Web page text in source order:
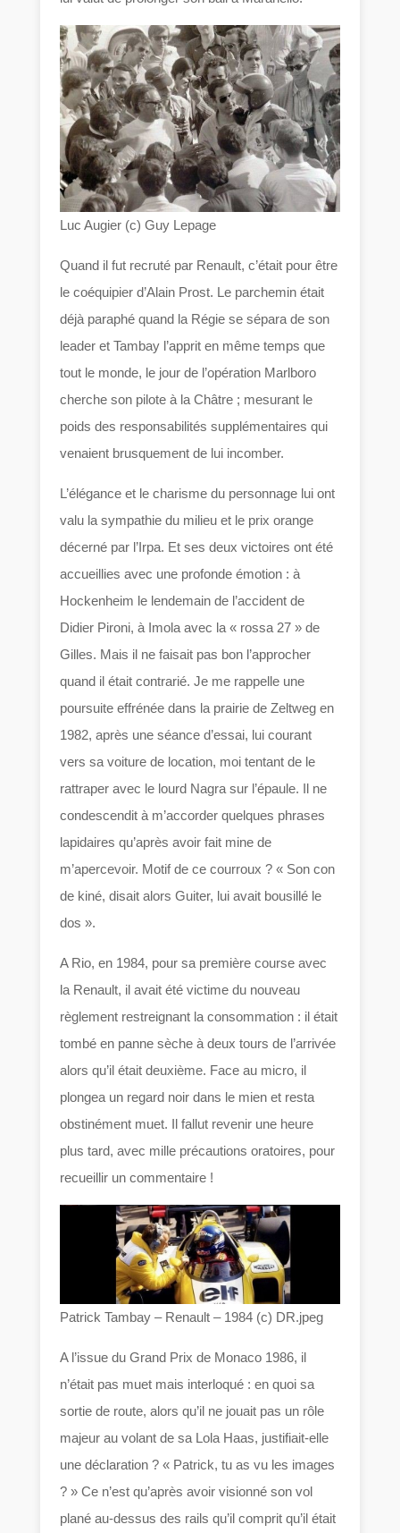
Luc Augier (c) Guy Lepage
Quand il fut recruté par Renault, c’était pour être
le coéquipier d’Alain Prost. Le parchemin était
déjà paraphé quand la Régie se sépara de son
leader et Tambay l’apprit en même temps que
tout le monde, le jour de l’opération Marlboro
cherche son pilote à la Châtre ; mesurant le
poids des responsabilités supplémentaires qui
venaient brusquement de lui incomber.
L’élégance et le charisme du personnage lui ont
valu la sympathie du milieu et le prix orange
décerné par l’Irpa. Et ses deux victoires ont été
accueillies avec une profonde émotion : à
Hockenheim le lendemain de l’accident de
Didier Pironi, à Imola avec la « rossa 27 » de
Gilles. Mais il ne faisait pas bon l’approcher
quand il était contrarié. Je me rappelle une
poursuite effrénée dans la prairie de Zeltweg en
1982, après une séance d’essai, lui courant
vers sa voiture de location, moi tentant de le
rattraper avec le lourd Nagra sur l’épaule. Il ne
condescendit à m’accorder quelques phrases
lapidaires qu’après avoir fait mine de
m’apercevoir. Motif de ce courroux ? « Son con
de kiné, disait alors Guiter, lui avait bousillé le
dos ».
A Rio, en 1984, pour sa première course avec
la Renault, il avait été victime du nouveau
règlement restreignant la consommation : il était
tombé en panne sèche à deux tours de l’arrivée
alors qu’il était deuxième. Face au micro, il
plongea un regard noir dans le mien et resta
obstinément muet. Il fallut revenir une heure
plus tard, avec mille précautions oratoires, pour
recueillir un commentaire !
Patrick Tambay – Renault – 1984 (c) DR.jpeg
A l’issue du Grand Prix de Monaco 1986, il
n’était pas muet mais interloqué : en quoi sa
sortie de route, alors qu’il ne jouait pas un rôle
majeur au volant de sa Lola Haas, justifiait-elle
une déclaration ? « Patrick, tu as vu les images
? » Ce n’est qu’après avoir visionné son vol
plané au-dessus des rails qu’il comprit qu’il était